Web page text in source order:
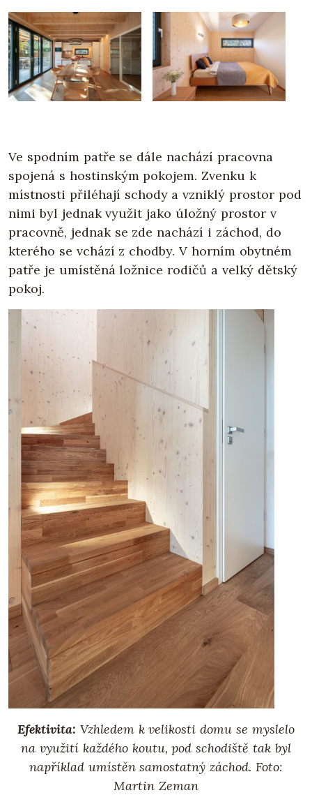
Ve spodním patře se dále nachází pracovna
spojená s hostinským pokojem. Zvenku k
místnosti přiléhají schody a vzniklý prostor pod
nimi byl jednak využit jako úložný prostor v
pracovně, jednak se zde nachází i záchod, do
kterého se vchází z chodby. V horním obytném
patře je umístěná ložnice rodičů a velký dětský
pokoj.
Efektivita: Vzhledem k velikosti domu se myslelo
na využití každého koutu, pod schodiště tak byl
například umístěn samostatný záchod. Foto:
Martin Zeman